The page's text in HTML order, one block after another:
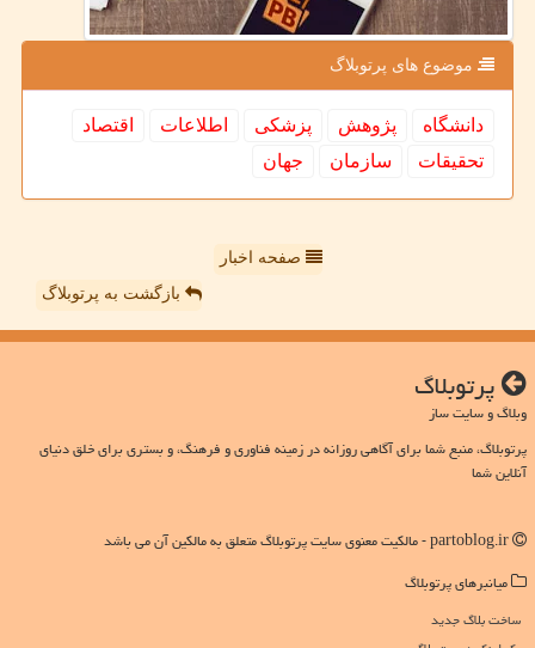
موضوع های پرتوبلاگ
دانشگاه پژوهش پزشكی اطلاعات
اقتصاد
تحقیقات
سازمان جهان
صفحه اخبار
بازگشت به پرتوبلاگ
پرتوبلاگ
وبلاگ و سایت ساز
پرتوبلاگ، منبع شما برای آگاهی روزانه در زمینه فناوری و فرهنگ، و بستری برای خلق دنیای
آنلاین شما
میانبرهای پرتوبلاگ
ساخت بلاگ جدید